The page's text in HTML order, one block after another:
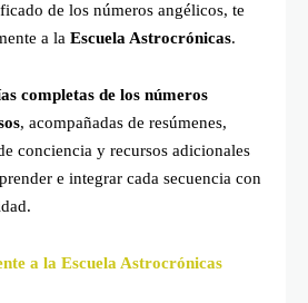
de los números angélicos, te
a la Escuela Astrocrónicas.
completas de los números
, acompañadas de resúmenes,
conciencia y recursos adicionales
e integrar cada secuencia con
a la Escuela Astrocrónicas